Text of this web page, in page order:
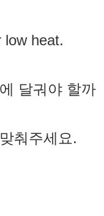
low heat.
달궈야 할까
춰주세요.